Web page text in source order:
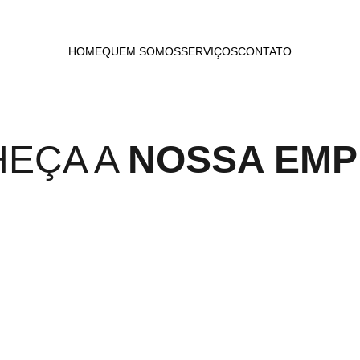
HOMEQUEM SOMOSSERVIÇOSCONTATO
A NOSSA